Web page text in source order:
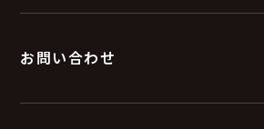
お問い合わせ